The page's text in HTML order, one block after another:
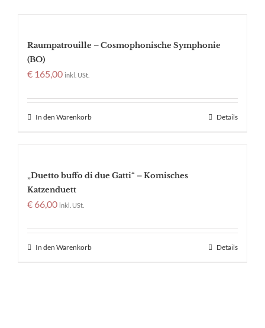
Raumpatrouille – Cosmophonische Symphonie
(BO)
€ 165,00 inkl. USt.
In den Warenkorb Details
„Duetto buffo di due Gatti“ – Komisches
Katzenduett
€ 66,00 inkl. USt.
In den Warenkorb Details